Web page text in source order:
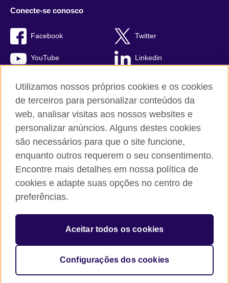
Conecte-se conosco
Facebook Twitter
YouTube Linkedin
British Council global
Comentários e reclamações
Política de privacidade e termos de uso
© 2026 British Council
The United Kingdom’s international organisation for cultural
Utilizamos nossos próprios cookies e os cookies
de terceiros para personalizar conteúdos da
web, analisar visitas aos nossos websites e
personalizar anúncios. Alguns destes cookies
são necessários para que o site funcione,
enquanto outros requerem o seu consentimento.
Encontre mais detalhes em nossa política de
cookies e adapte suas opções no centro de
preferências.
Aceitar todos os cookies
Configurações dos cookies